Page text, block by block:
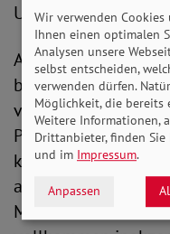
Ursula Engelen-
Antigen-
bestimmte
vergünstigt. „Es ist
Personengruppen
können. Für uns als
aus. Der finanzielle
Mitte der
Wir verwenden
Ihnen einen optimalen
Analysen unsere
selbst entscheiden,
verwenden dürfen.
Möglichkeit, die
Weitere Informationen,
Drittanbieter, finden Sie
und im Impressum.
Anpassen